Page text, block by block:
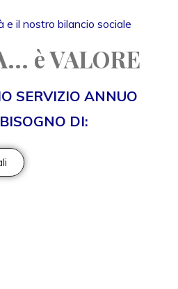
il nostro bilancio sociale
è VALORE
SERVIZIO ANNUO
DI: